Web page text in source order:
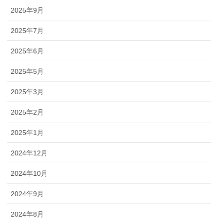
2025年9月
2025年7月
2025年6月
2025年5月
2025年3月
2025年2月
2025年1月
2024年12月
2024年10月
2024年9月
2024年8月